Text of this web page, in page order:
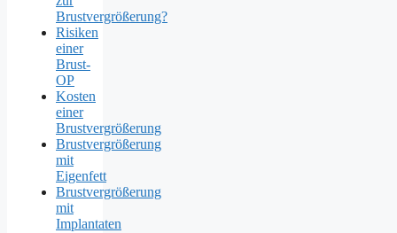
Brustvergrößerung?
Risiken
einer
Brust-
OP
Kosten
einer
Brustvergrößerung
Brustvergrößerung
mit
Eigenfett
Brustvergrößerung
mit
Implantaten